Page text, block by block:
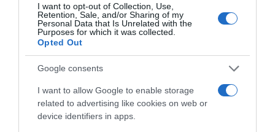
I want to opt-out of Collection, Use,
Retention, Sale, and/or Sharing of my
Personal Data that Is Unrelated with the
Purposes for which it was collected.
Opted Out
Google consents
I want to allow Google to enable storage
related to advertising like cookies on web or
device identifiers in apps.